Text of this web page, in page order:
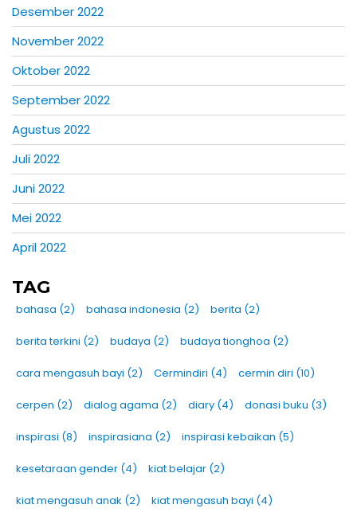
Desember 2022
November 2022
Oktober 2022
September 2022
Agustus 2022
Juli 2022
Juni 2022
Mei 2022
April 2022
TAG
bahasa (2) bahasa indonesia (2) berita (2)
berita terkini (2) budaya (2) budaya tionghoa (2)
cara mengasuh bayi (2) Cermindiri (4) cermin diri (10)
cerpen (2) dialog agama (2) diary (4) donasi buku (3)
inspirasi (8) inspirasiana (2) inspirasi kebaikan (5)
kesetaraan gender (4) kiat belajar (2)
kiat mengasuh anak (2) kiat mengasuh bayi (4)